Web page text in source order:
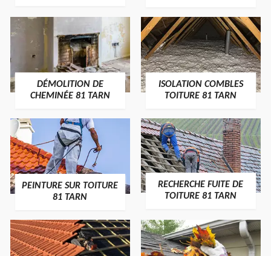
DÉMOLITION DE
CHEMINÉE 81 TARN
ISOLATION COMBLES
TOITURE 81 TARN
PEINTURE SUR TOITURE
81 TARN
RECHERCHE FUITE DE
TOITURE 81 TARN